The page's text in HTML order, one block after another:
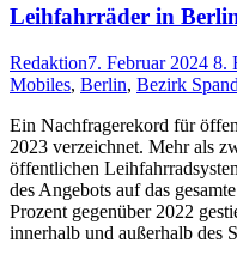
Leihfahrräder in
Redaktion7. Februar 2024 8.
Mobiles, Berlin, Bezirk
Ein Nachfragerekord für
2023 verzeichnet. Mehr als
öffentlichen
des Angebots auf das
Prozent gegenüber 2022
innerhalb und außerhalb des